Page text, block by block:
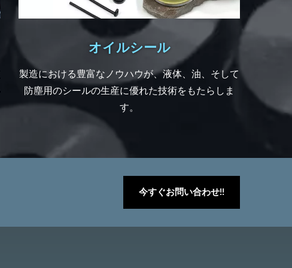
オイルシール
製造における豊富なノウハウが、液体、油、そして
防塵用のシールの生産に優れた技術をもたらしま
す。
今すぐお問い合わせ!!